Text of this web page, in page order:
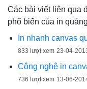
Các bài viết liên qua
phổ biến của in
In nhanh canvas
833 lượt xem 23-04-
Công nghệ in
736 lượt xem 13-06-